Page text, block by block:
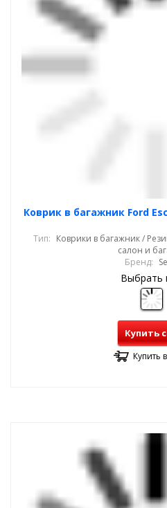
Коврик в багажник Ford
Тип: Коврики в багажник /
салон и
Бренд:
Выбрать
Купить
Купить